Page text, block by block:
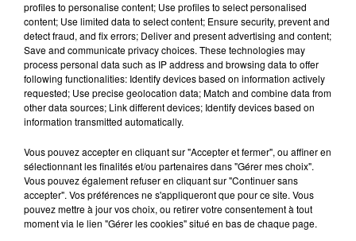
profiles to personalise content; Use profiles to select personalised
content; Use limited data to select content; Ensure security, prevent and
detect fraud, and fix errors; Deliver and present advertising and content;
Save and communicate privacy choices. These technologies may
process personal data such as IP address and browsing data to offer
following functionalities: Identify devices based on information actively
requested; Use precise geolocation data; Match and combine data from
other data sources; Link different devices; Identify devices based on
information transmitted automatically.
Vous pouvez accepter en cliquant sur "Accepter et fermer", ou affiner en
sélectionnant les finalités et/ou partenaires dans "Gérer mes choix".
Vous pouvez également refuser en cliquant sur "Continuer sans
accepter". Vos préférences ne s'appliqueront que pour ce site. Vous
pouvez mettre à jour vos choix, ou retirer votre consentement à tout
moment via le lien "Gérer les cookies" situé en bas de chaque page.